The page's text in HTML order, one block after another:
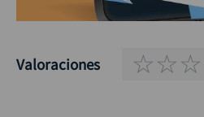
Valoraciones ☆☆☆